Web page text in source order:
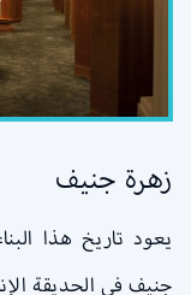
زهرة جنيف
جنيف في الحديقة